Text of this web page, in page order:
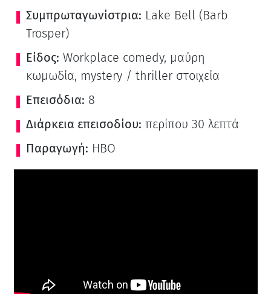
Συμπρωταγωνίστρια: Lake Bell (Barb
Trosper)
Είδος: Workplace comedy, μαύρη
κωμωδία, mystery / thriller στοιχεία
Επεισόδια: 8
Διάρκεια επεισοδίου: περίπου 30 λεπτά
Παραγωγή: HBO